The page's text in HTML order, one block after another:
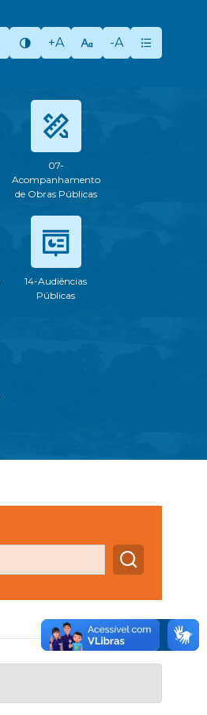
+A -A
07-
Acompanhamento
de Obras Públicas
14-Audiências
Públicas